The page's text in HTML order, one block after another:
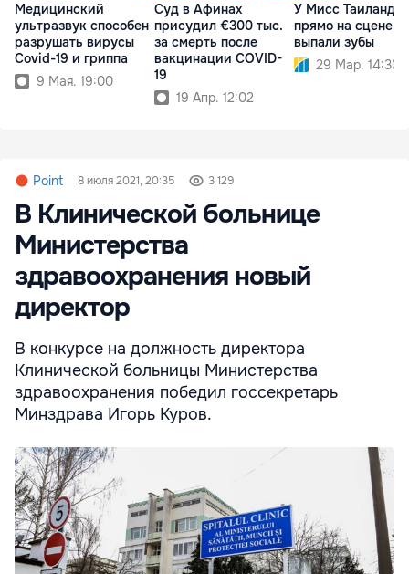
Медицинский
ультразвук способен
разрушать вирусы
Covid-19 и гриппа
9 Мая. 19:00
Суд в Афинах
присудил €300 тыс.
за смерть после
вакцинации COVID-
19
19 Апр. 12:02
У Мисс Таиланд
прямо на сцене
выпали зубы
29 Мар. 14:30
Point 8 июля 2021, 20:35 3 129
В Клинической больнице
Министерства
здравоохранения новый
директор
В конкурсе на должность директора
Клинической больницы Министерства
здравоохранения победил госсекретарь
Минздрава Игорь Куров.